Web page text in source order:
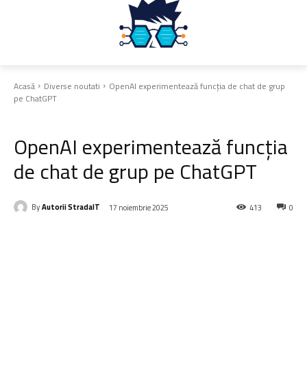
Acasă Diverse noutati OpenAI experimentează funcția de chat de grup
pe ChatGPT
OpenAI experimentează funcția
de chat de grup pe ChatGPT
ByAutorii StradaIT 17 noiembrie 2025 0
413